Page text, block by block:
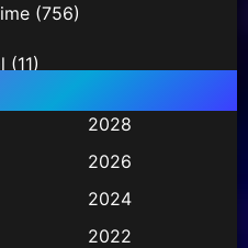
(756)
(11)
ร์ตูน(245)2028
2026
2024
2022